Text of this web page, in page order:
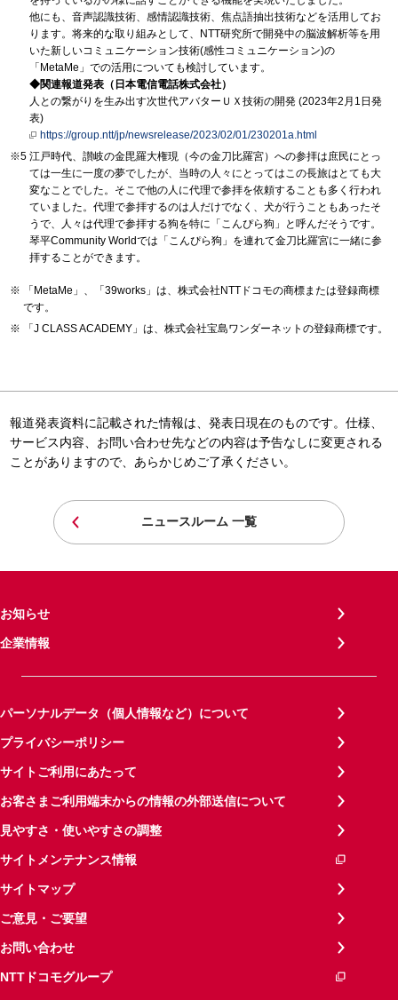
他にも、音声認識技術、感情認識技術、焦点語抽出技術などを活用してお
ります。将来的な取り組みとして、NTT研究所で開発中の脳波解析等を用
いた新しいコミュニケーション技術(感性コミュニケーション)の
「MetaMe」での活用についても検討しています。
◆関連報道発表（日本電信電話株式会社）
人との繋がりを生み出す次世代アバターＵＸ技術の開発 (2023年2月1日発
表)
https://group.ntt/jp/newsrelease/2023/02/01/230201a.html
江戸時代、讃岐の金毘羅大権現（今の金刀比羅宮）への参拝は庶民にとっ
ては一生に一度の夢でしたが、当時の人々にとってはこの長旅はとても大
変なことでした。そこで他の人に代理で参拝を依頼することも多く行われ
ていました。代理で参拝するのは人だけでなく、犬が行うこともあったそ
うで、人々は代理で参拝する狗を特に「こんぴら狗」と呼んだそうです。
琴平Community Worldでは「こんぴら狗」を連れて金刀比羅宮に一緒に参
拝することができます。
「MetaMe」、「39works」は、株式会社NTTドコモの商標または登録商標
です。
「J CLASS ACADEMY」は、株式会社宝島ワンダーネットの登録商標です。
報道発表資料に記載された情報は、発表日現在のものです。仕様、
サービス内容、お問い合わせ先などの内容は予告なしに変更される
ことがありますので、あらかじめご了承ください。
ニュースルーム 一覧
お知らせ
企業情報
パーソナルデータ（個人情報など）について
プライバシーポリシー
サイトご利用にあたって
お客さまご利用端末からの情報の外部送信について
見やすさ・使いやすさの調整
サイトメンテナンス情報
サイトマップ
ご意見・ご要望
お問い合わせ
NTTドコモグループ